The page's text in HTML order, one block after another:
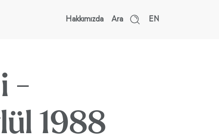
Hakkımızda Ara EN
-
1988